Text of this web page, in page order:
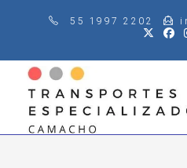
55 1997 2202